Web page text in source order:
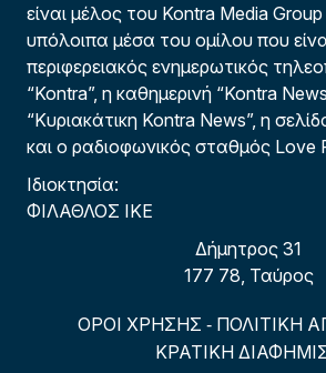
είναι μέλος του Kontra Media
υπόλοιπα μέσα του ομίλου που
περιφερειακός ενημερωτικός
“Kontra”, η καθημερινή “Kontra
“Κυριακάτικη Kontra News”, η
και ο ραδιοφωνικός σταθμός Love
Ιδιοκτησία:
ΦΙΛΑΘΛΟΣ ΙΚΕ
Δήμητρος 31
177 78, Ταύρος
ΟΡΟΙ ΧΡΗΣΗΣ - ΠΟΛΙΤΙΚΗ
ΚΡΑΤΙΚΗ